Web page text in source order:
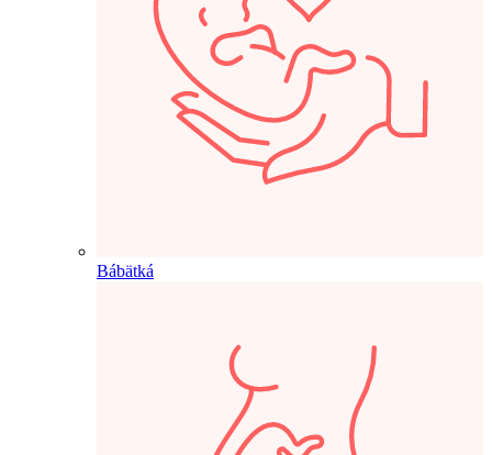
Bábätká